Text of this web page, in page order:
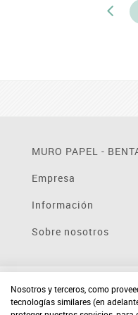
MURO PAPEL -
Empresa
Información
Sobre nosotros
Nosotros y terceros, como
tecnologías similares (en